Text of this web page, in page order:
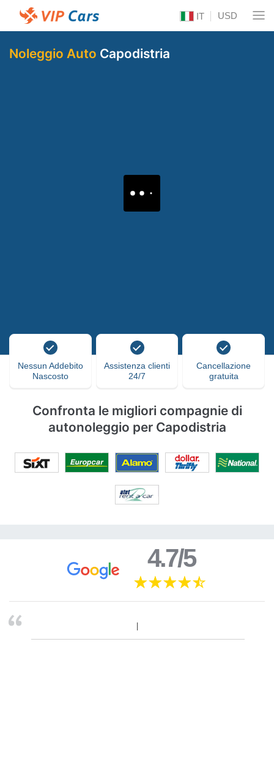
IT USD
Noleggio Auto Capodistria
Nessun Addebito
Nascosto
Assistenza clienti
24/7
Cancellazione
gratuita
Confronta le migliori compagnie di
autonoleggio per Capodistria
4.7/5